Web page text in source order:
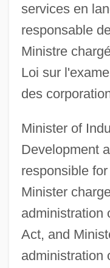
services en
responsable
Ministre
Loi sur
des
Minister of
Development
responsible
Minister
administration
Act, and
administration